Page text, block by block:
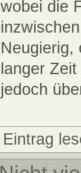
wobei die
Neugierig,
langer
jedoch
Eintrag